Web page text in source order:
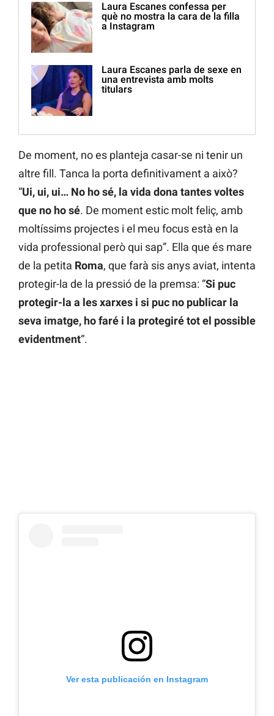
Laura Escanes confessa per
què no mostra la cara de la filla
a Instagram
Laura Escanes parla de sexe en
una entrevista amb molts
titulars
De moment, no es planteja casar-se ni tenir un
altre fill. Tanca la porta definitivament a això?
“Ui, ui, ui… No ho sé, la vida dona tantes voltes
que no ho sé. De moment estic molt feliç, amb
moltíssims projectes i el meu focus està en la
vida professional però qui sap”. Ella que és mare
de la petita Roma, que farà sis anys aviat, intenta
protegir-la de la pressió de la premsa: “Si puc
protegir-la a les xarxes i si puc no publicar la
seva imatge, ho faré i la protegiré tot el possible
evidentment“.
Ver esta publicación en Instagram